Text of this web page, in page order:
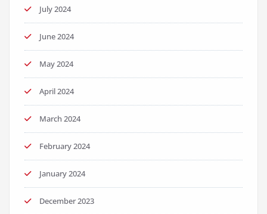
July 2024
June 2024
May 2024
April 2024
March 2024
February 2024
January 2024
December 2023